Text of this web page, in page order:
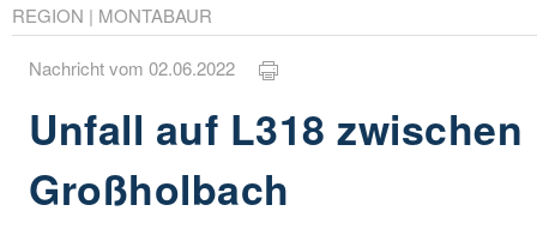
REGION | MONTABAUR
Nachricht vom 02.06.2022
Unfall auf L318
Großholbach